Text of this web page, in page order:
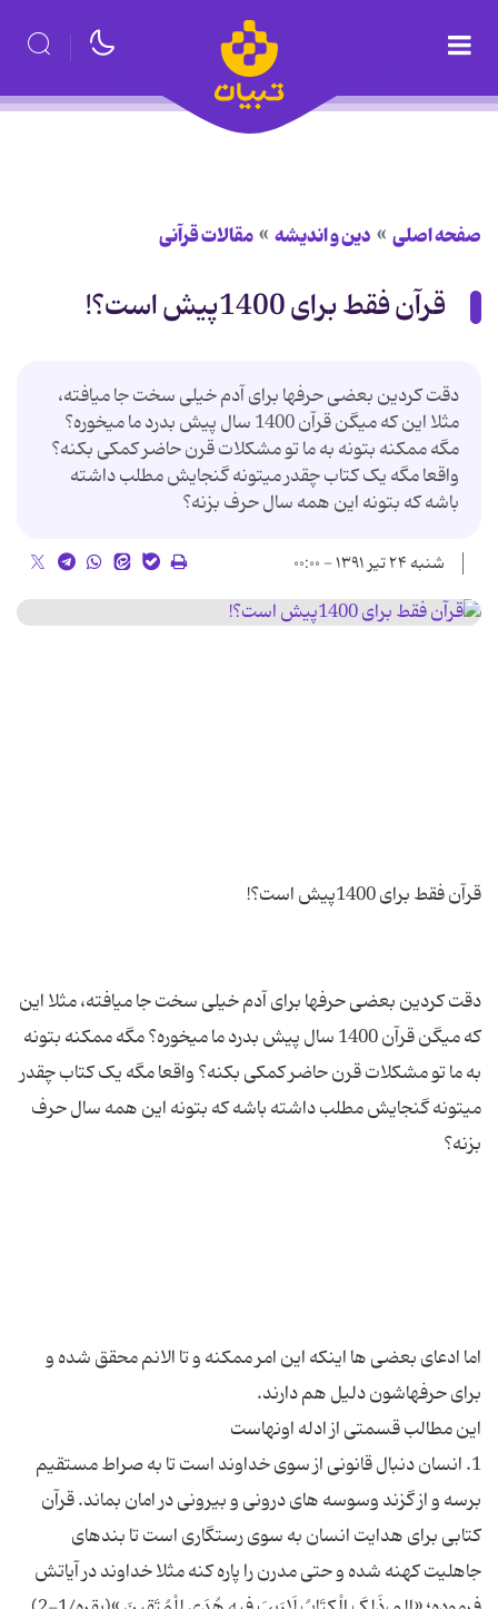
صفحه اصلی دین و اندیشه مقالات قرآنی
قرآن فقط برای 1400پیش است؟!
دقت کردین بعضی حرفها برای آدم خیلی سخت جا میافته،
مثلا این که میگن قرآن 1400 سال پیش بدرد ما میخوره؟
مگه ممکنه بتونه به ما تو مشکلات قرن حاضر کمکی بکنه؟
واقعا مگه یک کتاب چقدر میتونه گنجایش مطلب داشته
باشه که بتونه این همه سال حرف بزنه؟
شنبه ۲۴ تیر ۱۳۹۱ - ۰۰:۰۰
دقت کردین بعضی حرفها برای آدم خیلی سخت جا میافته، مثلا این
که میگن قرآن 1400 سال پیش بدرد ما میخوره؟ مگه ممکنه بتونه
به ما تو مشکلات قرن حاضر کمکی بکنه؟ واقعا مگه یک کتاب چقدر
میتونه گنجایش مطلب داشته باشه که بتونه این همه سال حرف
اما ادعای بعضی ها اینکه این امر ممکنه و تا الانم محقق شده و
1. انسان دنبال قانونی از سوی خداوند است تا به صراط مستقیم
برسه و از گزند وسوسه های درونی و بیرونی در امان بماند. قرآن
کتابی برای هدایت انسان به سوی رستگاری است تا بندهای
جاهلیت کهنه شده و حتی مدرن را پاره کنه مثلا خداوند در آیاتش